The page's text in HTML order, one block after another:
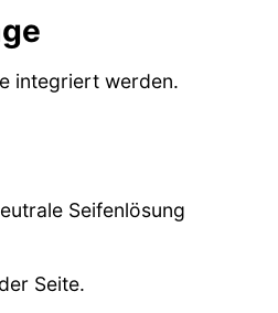
integriert werden.
Seifenlösung
Seite.